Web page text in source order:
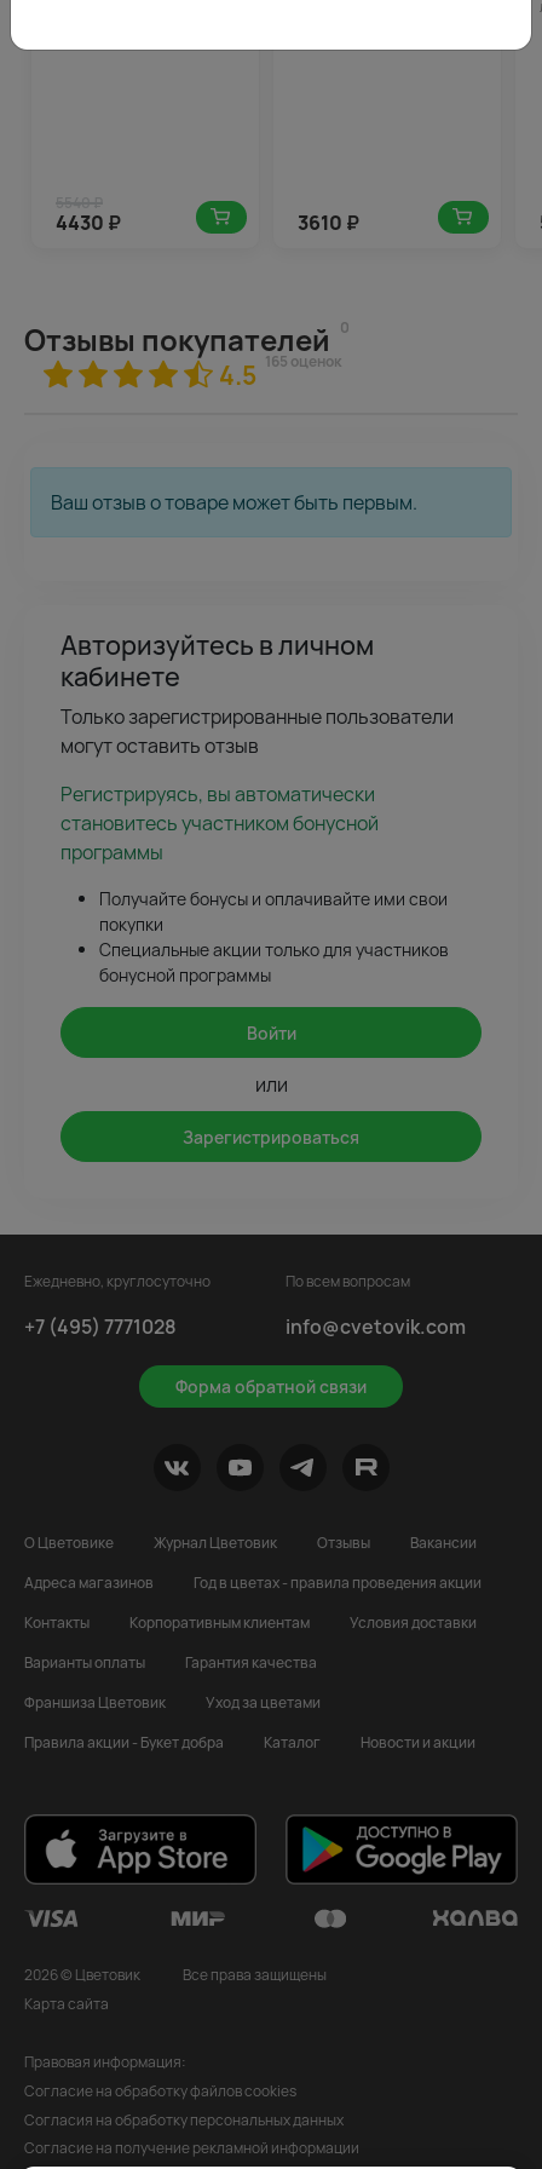
4430 ₽ 3610 ₽
Отзывы покупателей 0
4.5 165 оценок
Ваш отзыв о товаре может быть первым.
Авторизуйтесь в личном
кабинете
Только зарегистрированные пользователи
могут оставить отзыв
Регистрируясь, вы автоматически
становитесь участником бонусной
программы
Получайте бонусы и оплачивайте ими свои
покупки
Специальные акции только для участников
бонусной программы
Войти
или
Зарегистрироваться
Ежедневно, круглосуточно
+7 (495) 7771028
Форма обратной связи
По всем вопросам
info@cvetovik.com
О Цветовике Журнал Цветовик Отзывы
Вакансии
Адреса магазинов
Год в цветах - правила проведения акции
Контакты
Корпоративным клиентам
Условия доставки
Варианты оплаты
Гарантия качества
Франшиза Цветовик
Уход за цветами
Правила акции - Букет добра
Каталог Новости и акции
2026 © Цветовик
Все права защищены
Карта сайта
Правовая информация:
Согласие на обработку файлов cookies
Согласия на обработку персональных данных
Согласие на получение рекламной информации